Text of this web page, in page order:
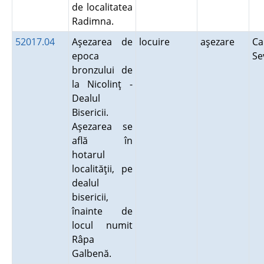
de localitatea
Radimna.
52017.04
Aşezarea de
epoca
bronzului de
la Nicolinţ -
Dealul
Bisericii.
Aşezarea se
află în
hotarul
localităţii, pe
dealul
bisericii,
înainte de
locul numit
Râpa
Galbenă.
locuire aşezare